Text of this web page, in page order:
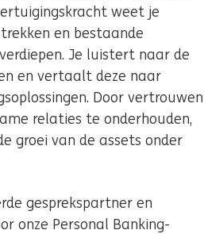
weet je
en bestaande
Je luistert naar de
en vertaalt deze naar
Door vertrouwen
relaties te onderhouden,
groei van de assets onder
gesprekspartner en
onze Personal Banking-